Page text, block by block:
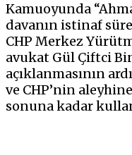
Kamuoyunda
davanın istinaf
CHP Merkez
avukat Gül Çiftci
açıklanmasının
ve CHP’nin
sonuna kadar